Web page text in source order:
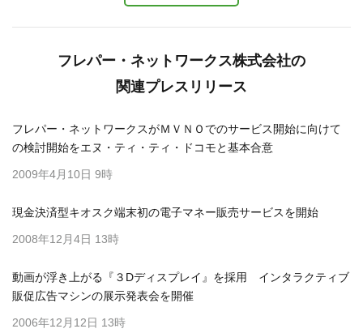
フレパー・ネットワークス株式会社の
関連プレスリリース
フレパー・ネットワークスがＭＶＮＯでのサービス開始に向けて
の検討開始をエヌ・ティ・ティ・ドコモと基本合意
2009年4月10日 9時
現金決済型キオスク端末初の電子マネー販売サービスを開始
2008年12月4日 13時
動画が浮き上がる『３Dディスプレイ』を採用 インタラクティブ
販促広告マシンの展示発表会を開催
2006年12月12日 13時